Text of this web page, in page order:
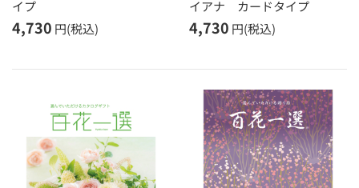
イプ
4,730 円(税込)
イアナ カードタイプ
4,730 円(税込)